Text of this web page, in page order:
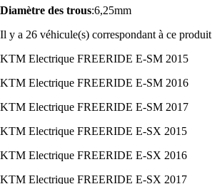
Diamètre des trous:6,25mm
Il y a 26 véhicule(s) correspondant à ce produit
KTM Electrique FREERIDE E-SM 2015
KTM Electrique FREERIDE E-SM 2016
KTM Electrique FREERIDE E-SM 2017
KTM Electrique FREERIDE E-SX 2015
KTM Electrique FREERIDE E-SX 2016
KTM Electrique FREERIDE E-SX 2017